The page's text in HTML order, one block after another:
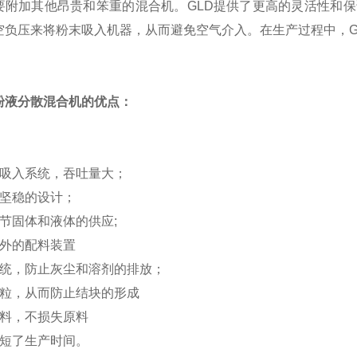
附加其他昂贵和笨重的混合机。GLD提供了更高的灵活性和
负压来将粉末吸入机器，从而避免空气介入。在生产过程中
分散混合机的优点：
入系统，吞吐量大；
稳的设计；
固体和液体的供应;
的配料装置
，防止灰尘和溶剂的排放；
，从而防止结块的形成
，不损失原料
了生产时间。